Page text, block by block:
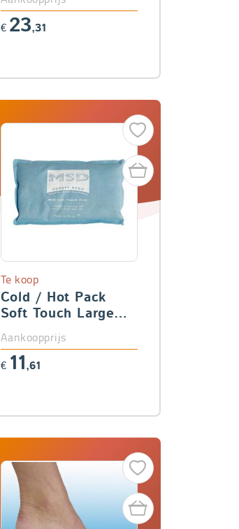
€ 23,31
Cold / Hot Pack
Soft Touch Large
Te koop
Aankoopprijs
€ 11,61